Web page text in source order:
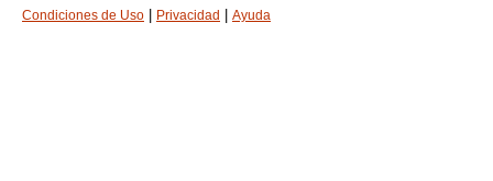
Condiciones de Uso Privacidad Ayuda